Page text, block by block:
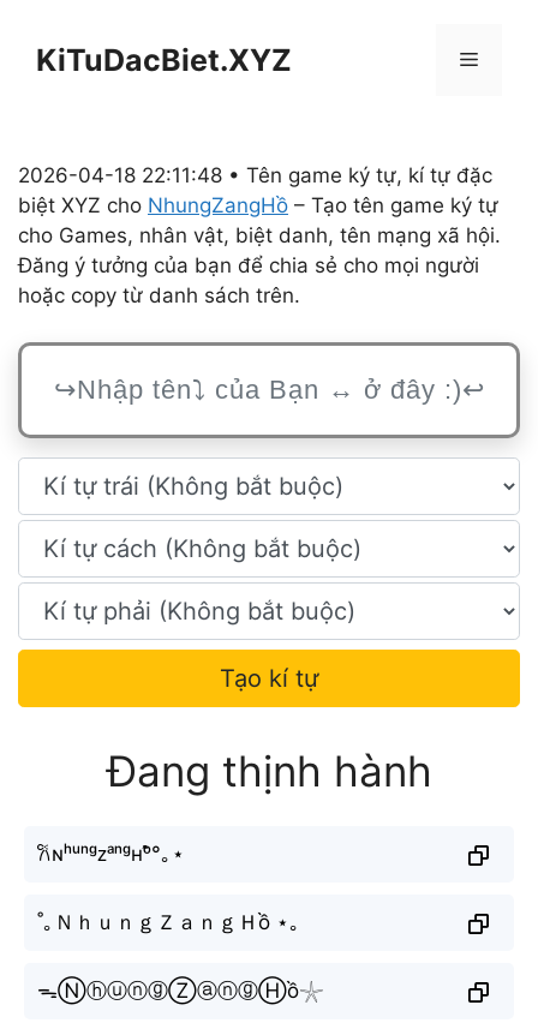
KiTuDacBiet.XYZ Menu
2026-04-18 22:11:48 • Tên game ký tự, kí tự đặc
biệt XYZ cho NhungZangHồ – Tạo tên game ký tự
cho Games, nhân vật, biệt danh, tên mạng xã hội.
Đăng ý tưởng của bạn để chia sẻ cho mọi người
hoặc copy từ danh sách trên.
Tạo kí tự
Đang thịnh hành
𐙚ɴʰᵘⁿᵍᴢᵃⁿᵍʜᵒ̂̀°｡⋆
˚｡ＮｈｕｎｇＺａｎｇＨồ ⋆｡
ᯓⓃⓗⓤⓝⓖⓏⓐⓝⓖⒽồ𓇼